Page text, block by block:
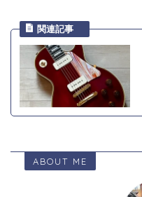
ABOUT ME